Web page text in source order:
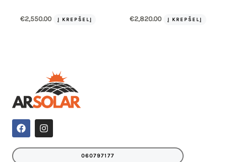
€2,550.00 Į KREPŠELĮ €2,820.00 Į KREPŠELĮ
F
a
e
I
n
t
060797177